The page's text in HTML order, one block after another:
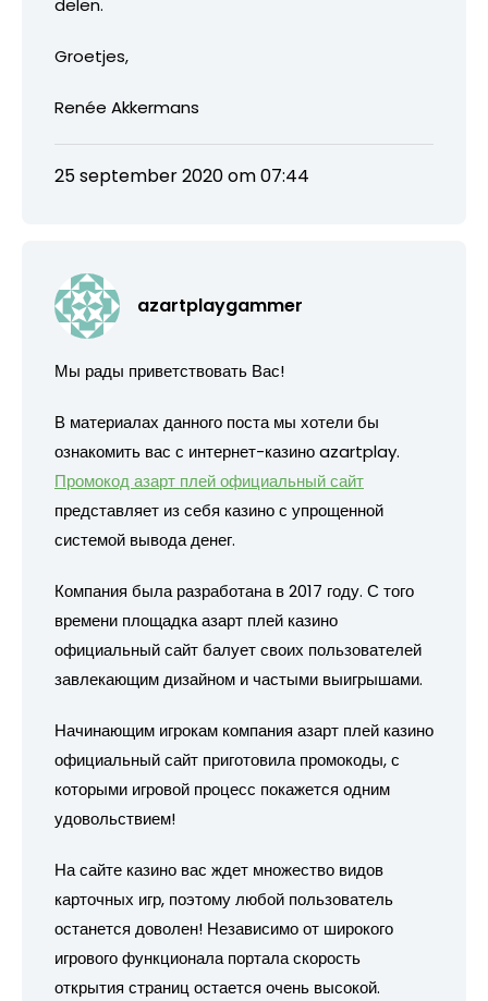
delen.
Groetjes,
Renée Akkermans
25 september 2020 om 07:44
azartplaygammer
Мы рады приветствовать Вас!
В материалах данного поста мы хотели бы
ознакомить вас с интернет-казино azartplay.
Промокод азарт плей официальный сайт
представляет из себя казино с упрощенной
системой вывода денег.
Компания была разработана в 2017 году. С того
времени площадка азарт плей казино
официальный сайт балует своих пользователей
завлекающим дизайном и частыми выигрышами.
Начинающим игрокам компания азарт плей казино
официальный сайт приготовила промокоды, с
которыми игровой процесс покажется одним
удовольствием!
На сайте казино вас ждет множество видов
карточных игр, поэтому любой пользователь
останется доволен! Независимо от широкого
игрового функционала портала скорость
открытия страниц остается очень высокой.